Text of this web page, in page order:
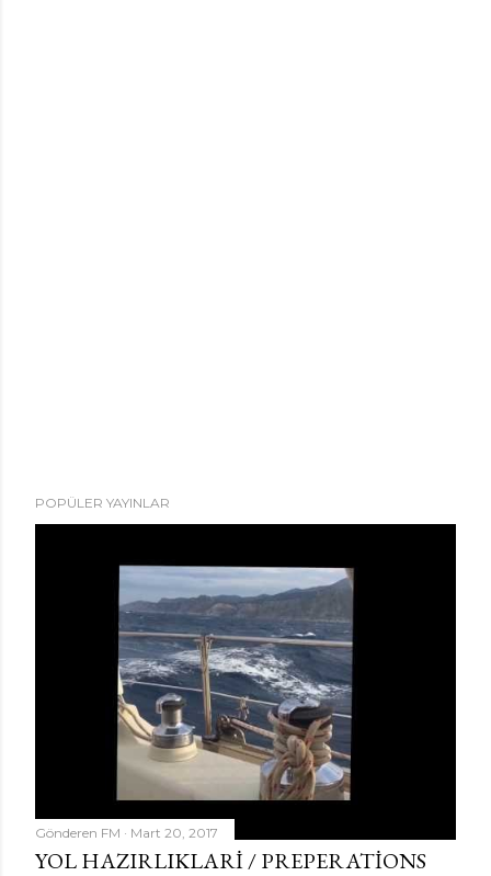
POPÜLER YAYINLAR
Gönderen FM Mart 20, 2017
YOL HAZIRLIKLARI / PREPERATIONS